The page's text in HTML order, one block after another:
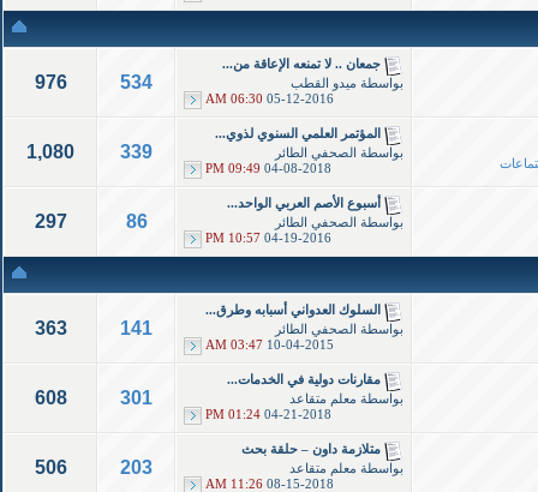
جمعان .. لا تمنعه الإعاقة من...
بواسطة ميدو القطب
05-12-2016
06:30 AM
534
976
المؤتمر العلمي السنوي لذوي...
بواسطة
الصحفي الطائر
04-08-2018
09:49 PM
339
1,080
أسبوع الأصم العربي الواحد...
بواسطة
الصحفي الطائر
04-19-2016
10:57 PM
86
297
السلوك العدواني أسبابه وطرق...
بواسطة
الصحفي الطائر
10-04-2015
03:47 AM
141
363
مقارنات دولية في الخدمات...
بواسطة معلم متقاعد
04-21-2018
01:24 PM
301
608
متلازمة داون – حلقة بحث
بواسطة معلم متقاعد
08-15-2018
11:26 AM
203
506